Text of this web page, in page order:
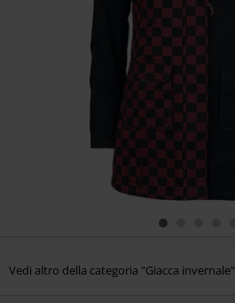
Vedi altro della categoria "Giacca invernale"